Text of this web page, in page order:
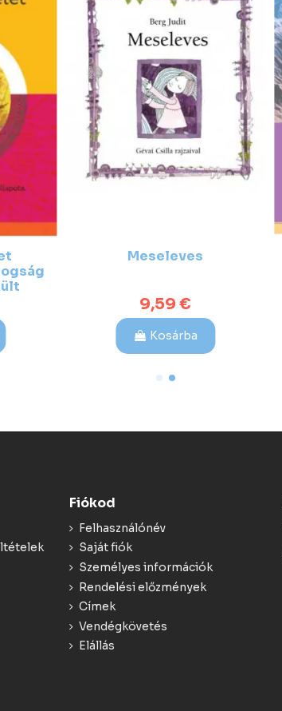
Meseleves
9,59 €
Kosárba
Fiókod
Felhasználónév
Saját fiók
Személyes információk
Rendelési előzmények
Címek
Vendégkövetés
Elállás